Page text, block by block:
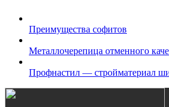
Преимущества софитов
Металлочерепица отменного
Профнастил — стройматериал